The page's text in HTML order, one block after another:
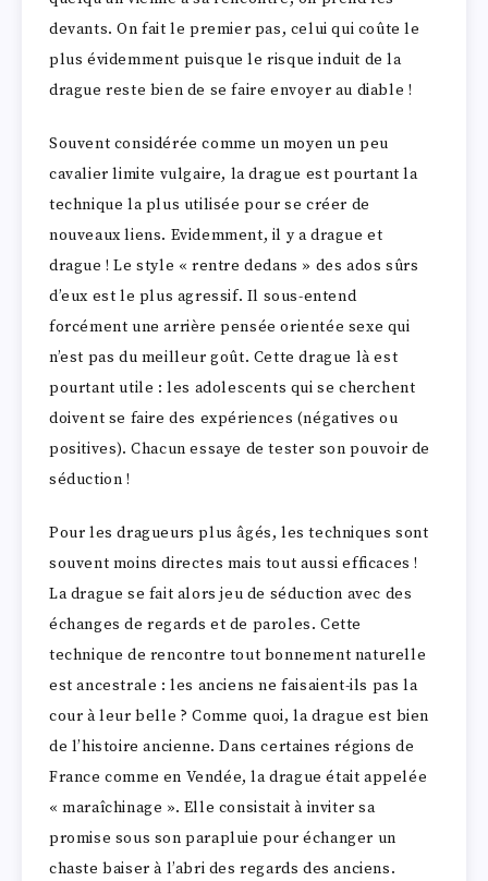
devants. On fait le premier pas, celui qui coûte le
plus évidemment puisque le risque induit de la
drague reste bien de se faire envoyer au diable !
Souvent considérée comme un moyen un peu
cavalier limite vulgaire, la drague est pourtant la
technique la plus utilisée pour se créer de
nouveaux liens. Evidemment, il y a drague et
drague ! Le style « rentre dedans » des ados sûrs
d’eux est le plus agressif. Il sous-entend
forcément une arrière pensée orientée sexe qui
n’est pas du meilleur goût. Cette drague là est
pourtant utile : les adolescents qui se cherchent
doivent se faire des expériences (négatives ou
positives). Chacun essaye de tester son pouvoir de
séduction !
Pour les dragueurs plus âgés, les techniques sont
souvent moins directes mais tout aussi efficaces !
La drague se fait alors jeu de séduction avec des
échanges de regards et de paroles. Cette
technique de rencontre tout bonnement naturelle
est ancestrale : les anciens ne faisaient-ils pas la
cour à leur belle ? Comme quoi, la drague est bien
de l’histoire ancienne. Dans certaines régions de
France comme en Vendée, la drague était appelée
« maraîchinage ». Elle consistait à inviter sa
promise sous son parapluie pour échanger un
chaste baiser à l’abri des regards des anciens.